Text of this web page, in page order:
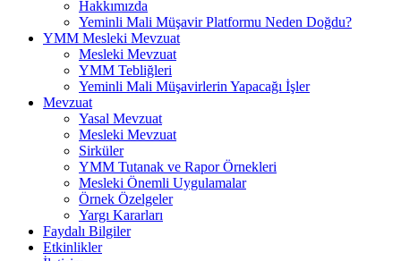
Hakkımızda
Yeminli Mali Müşavir Platformu Neden Doğdu?
YMM Mesleki Mevzuat
Mesleki Mevzuat
YMM Tebliğleri
Yeminli Mali Müşavirlerin Yapacağı İşler
Mevzuat
Yasal Mevzuat
Mesleki Mevzuat
Sirküler
YMM Tutanak ve Rapor Örnekleri
Mesleki Önemli Uygulamalar
Örnek Özelgeler
Yargı Kararları
Faydalı Bilgiler
Etkinlikler